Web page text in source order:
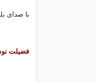
با صدای
فضیلت